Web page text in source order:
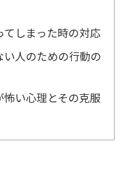
しまった時の対応
人のための行動の
い心理とその克服